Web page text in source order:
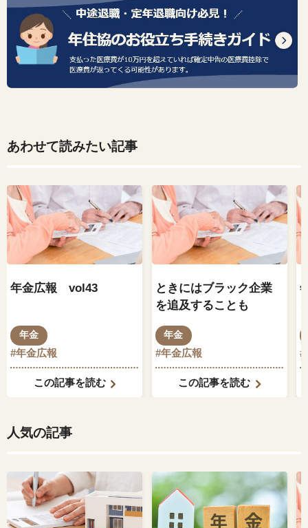
あわせて読みたい記事
年金広報 vol43
年金
#年金広報
この記事を読む
ときにはブラック企業
を追及することも
年金
#年金広報
この記事を読む
#
人気の記事